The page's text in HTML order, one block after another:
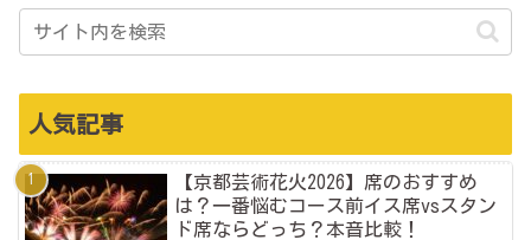
人気記事
【京都芸術花火2026】席のおすすめ
は？一番悩むコース前イス席vsスタン
ド席ならどっち？本音比較！